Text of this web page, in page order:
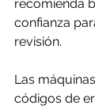
recomienda
confianza
revisión.
Las
códigos de